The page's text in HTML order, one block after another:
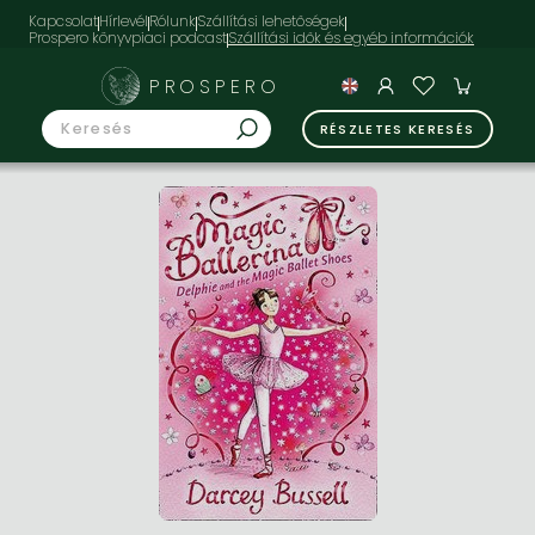
KapcsolatHírlevélRólunkSzállítási lehetőségek
Prospero könyvpiaci podcast
PROSPERO
RÉSZLETES KERESÉS